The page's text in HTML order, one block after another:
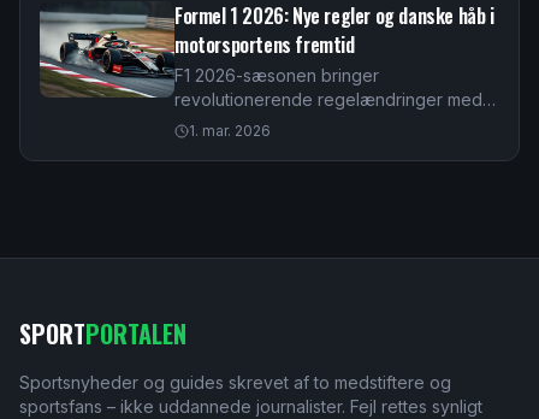
Formel 1 2026: Nye regler og danske håb i
motorsportens fremtid
F1 2026-sæsonen bringer
revolutionerende regelændringer med
fokus på bæredygtighed og tættere
1. mar. 2026
SPORTPORTALEN
Sportsnyheder og guides skrevet af to medstiftere og
sportsfans – ikke uddannede journalister. Fejl rettes synligt